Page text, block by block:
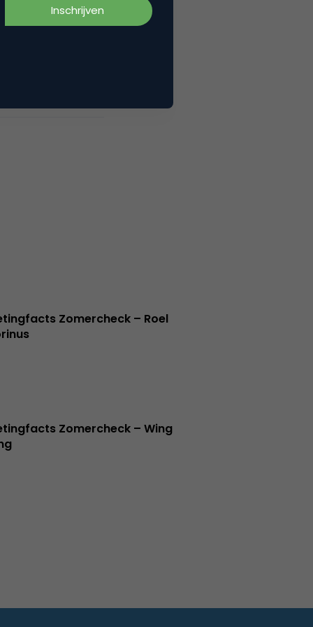
Zomercheck – Roel
Zomercheck – Wing